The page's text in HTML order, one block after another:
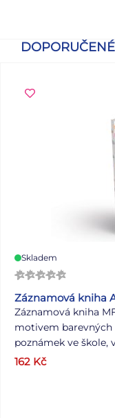
Skladem
Záznamová kniha
Záznamová kniha
motivem barevných
poznámek ve škole,
zároveň skvěle
pro vaše nápady a
162 Kč